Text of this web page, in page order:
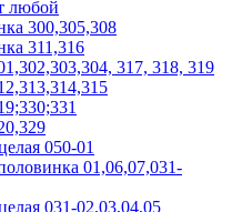
любой
300,305,308
311,316
317, 318, 319
050-01
01,06,07,031-
031-02,03,04,05